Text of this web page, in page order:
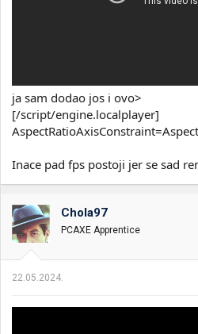
ja sam dodao jos i ovo>
[/script/engine.localplayer]
Inace pad fps postoji jer se sad
Chola97
PCAXE Apprentice
22.05.2024.